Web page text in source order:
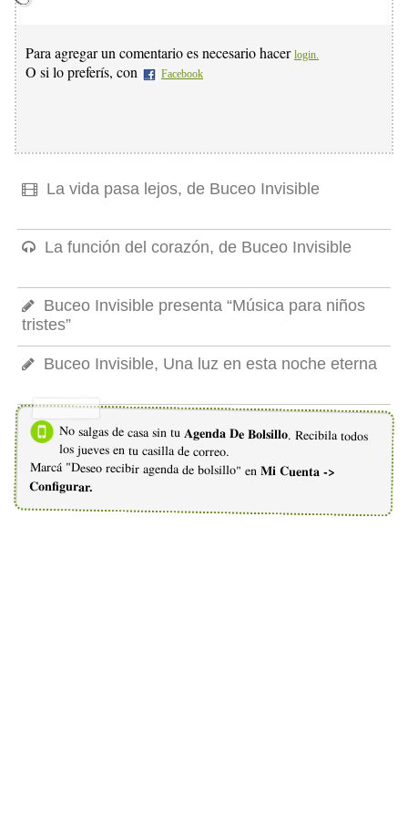
Para agregar un comentario es necesario hacer login.
O si lo preferís, con Facebook
La vida pasa lejos, de Buceo Invisible
La función del corazón, de Buceo Invisible
Buceo Invisible presenta “Música para niños
tristes”
Buceo Invisible, Una luz en esta noche eterna
No salgas de casa sin tu Agenda De Bolsillo. Recibila todos
los jueves en tu casilla de correo.
Marcá "Deseo recibir agenda de bolsillo" en Mi Cuenta ->
Configurar.